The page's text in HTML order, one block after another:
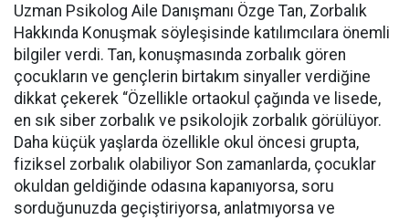
Uzman Psikolog Aile Danışmanı Özge Tan, Zorbalık
Hakkında Konuşmak söyleşisinde katılımcılara önemli
bilgiler verdi. Tan, konuşmasında zorbalık gören
çocukların ve gençlerin birtakım sinyaller verdiğine
dikkat çekerek “Özellikle ortaokul çağında ve lisede,
en sık siber zorbalık ve psikolojik zorbalık görülüyor.
Daha küçük yaşlarda özellikle okul öncesi grupta,
fiziksel zorbalık olabiliyor Son zamanlarda, çocuklar
okuldan geldiğinde odasına kapanıyorsa, soru
sorduğunuzda geçiştiriyorsa, anlatmıyorsa ve